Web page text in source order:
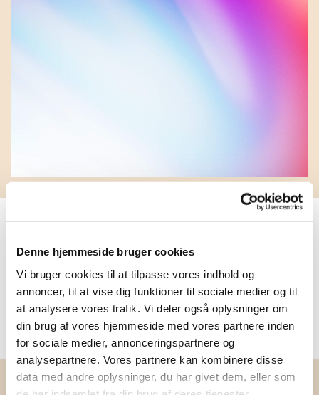
Denne hjemmeside bruger cookies
Vi bruger cookies til at tilpasse vores indhold og
annoncer, til at vise dig funktioner til sociale medier og til
at analysere vores trafik. Vi deler også oplysninger om
din brug af vores hjemmeside med vores partnere inden
for sociale medier, annonceringspartnere og
analysepartnere. Vores partnere kan kombinere disse
data med andre oplysninger, du har givet dem, eller som
Kontaktdetaljer